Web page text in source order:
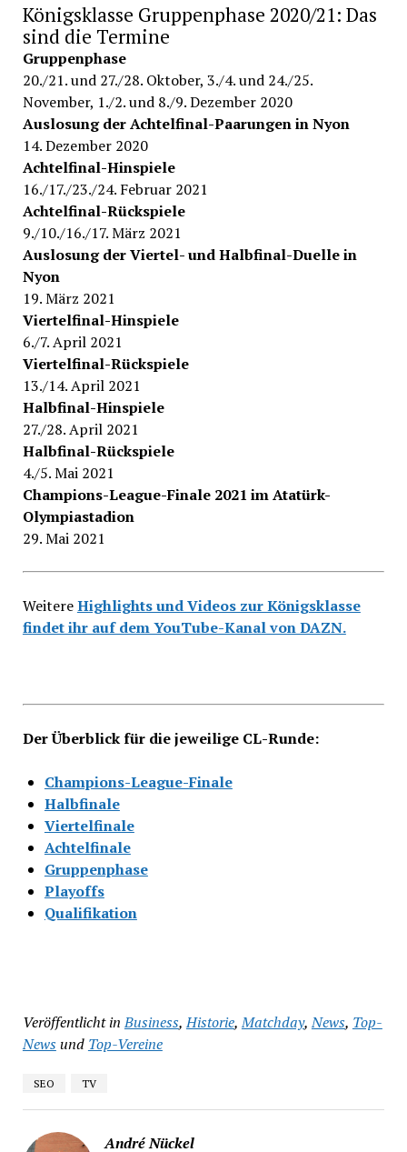
Königsklasse Gruppenphase 2020/21: Das
sind die Termine
Gruppenphase
20./21. und 27./28. Oktober, 3./4. und 24./25.
November, 1./2. und 8./9. Dezember 2020
Auslosung der Achtelfinal-Paarungen in Nyon
14. Dezember 2020
Achtelfinal-Hinspiele
16./17./23./24. Februar 2021
Achtelfinal-Rückspiele
9./10./16./17. März 2021
Auslosung der Viertel- und Halbfinal-Duelle in
Nyon
19. März 2021
Viertelfinal-Hinspiele
6./7. April 2021
Viertelfinal-Rückspiele
13./14. April 2021
Halbfinal-Hinspiele
27./28. April 2021
Halbfinal-Rückspiele
4./5. Mai 2021
Champions-League-Finale 2021 im Atatürk-
Olympiastadion
29. Mai 2021
WeitereHighlights und Videos zur Königsklasse
findet ihr auf dem YouTube-Kanal von DAZN.
Der Überblick für die jeweilige CL-Runde:
Champions-League-Finale
Halbfinale
Viertelfinale
Achtelfinale
Gruppenphase
Playoffs
Qualifikation
Veröffentlicht in Business,Historie,Matchday,News, Top-
Newsund Top-Vereine
SEO TV
André Nückel